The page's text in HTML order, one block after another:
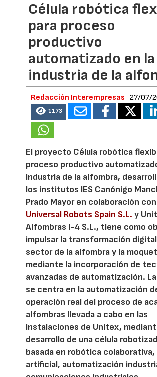
Célula robótica
para proceso
productivo
automatizado en la
industria de la
Redacción Interempresas 27/07/
1173
El proyecto Célula robótica
proceso productivo
industria de la alfombra,
los institutos IES Canónigo
Prado Mayor en colaboración con
Universal Robots Spain S.L. y
Alfombras I-4 S.L., tiene como
impulsar la transformación
sector de la alfombra y la
mediante la incorporación de
avanzadas de automatización.
se centra en la automatización
operación real del proceso de
alfombras llevada a cabo en las
instalaciones de Unitex,
desarrollo de una célula
basada en robótica colaborativa,
artificial, automatización